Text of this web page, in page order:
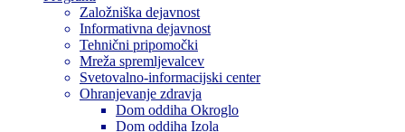
Založniška dejavnost
Informativna dejavnost
Tehnični pripomočki
Mreža spremljevalcev
Svetovalno-informacijski center
Ohranjevanje zdravja
Dom oddiha Okroglo
Dom oddiha Izola